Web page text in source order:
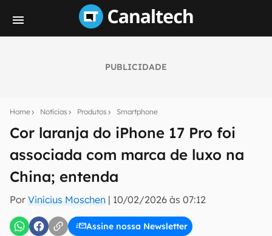
PUBLICIDADE
Home Notícias Produtos Smartphone
Cor laranja do iPhone 17 Pro foi
associada com marca de luxo na
China; entenda
Por Vinícius Moschen | 10/02/2026 às 07:12
Assine nossa Newsletter
notícias e reviews sobre tecnologia em primeira
mão.
E-mail
inscreva-se